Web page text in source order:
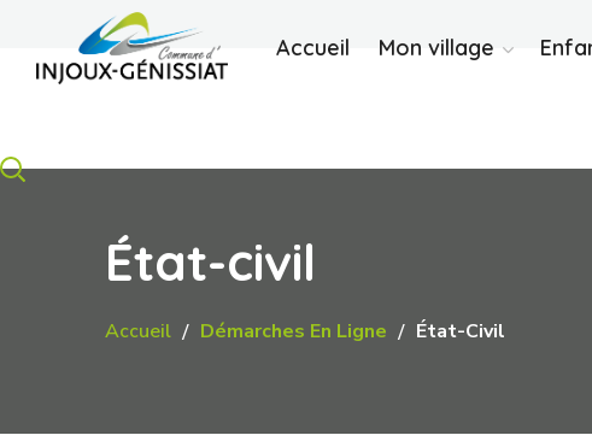
Accueil Mon village
État-civil
Accueil Démarches En Ligne État-Civil